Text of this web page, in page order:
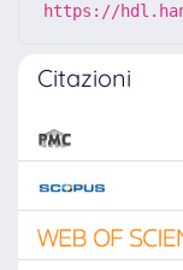
https://
Citazioni